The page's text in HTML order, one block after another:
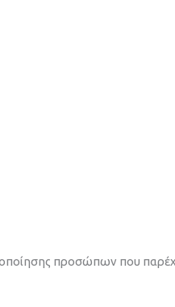
προσώπων που